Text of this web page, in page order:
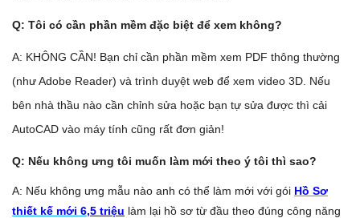
Q: Tôi có cần phần mềm đặc biệt để xem không?
A: KHÔNG CẦN! Bạn chỉ cần phần mềm xem PDF thông thường
(như Adobe Reader) và trình duyệt web để xem video 3D. Nếu
bên nhà thầu nào cần chỉnh sửa hoặc bạn tự sửa được thì cải
AutoCAD vào máy tính cũng rất đơn giản!
Q: Nếu không ưng tôi muốn làm mới theo ý tôi thì sao?
A: Nếu không ưng mẫu nào anh có thể làm mới với gói Hồ Sơ
thiết kế mới 6,5 triệu làm lại hồ sơ từ đầu theo đúng công năng